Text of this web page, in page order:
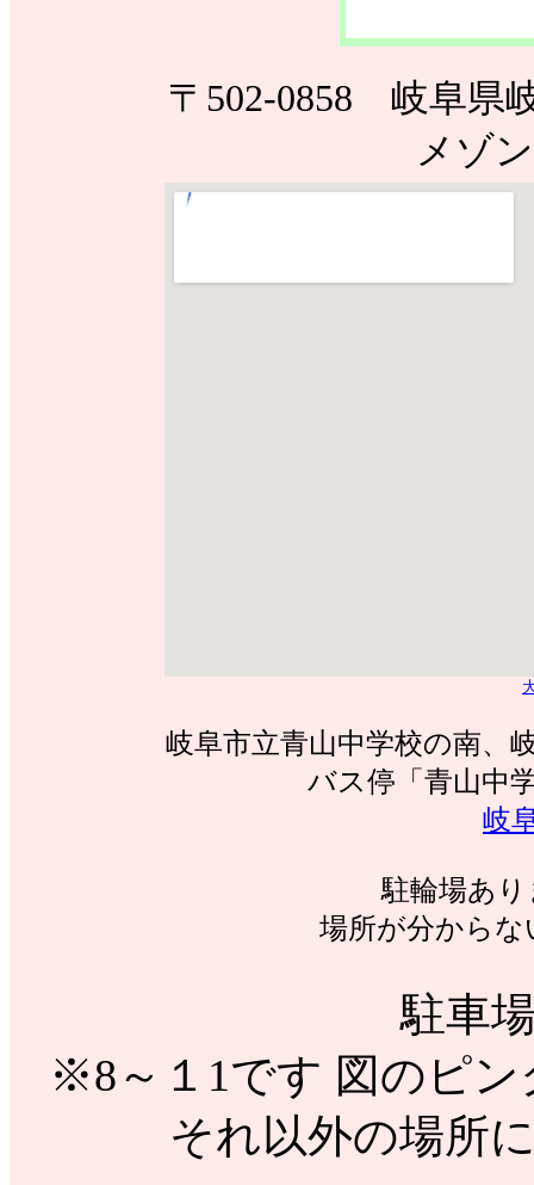
〒502-0858 岐阜県
メゾ
岐阜市立青山中学校の南、
バス停「青山中
岐
駐輪場あ
場所が分から
駐車
※8～１1です 図のピ
それ以外の場所